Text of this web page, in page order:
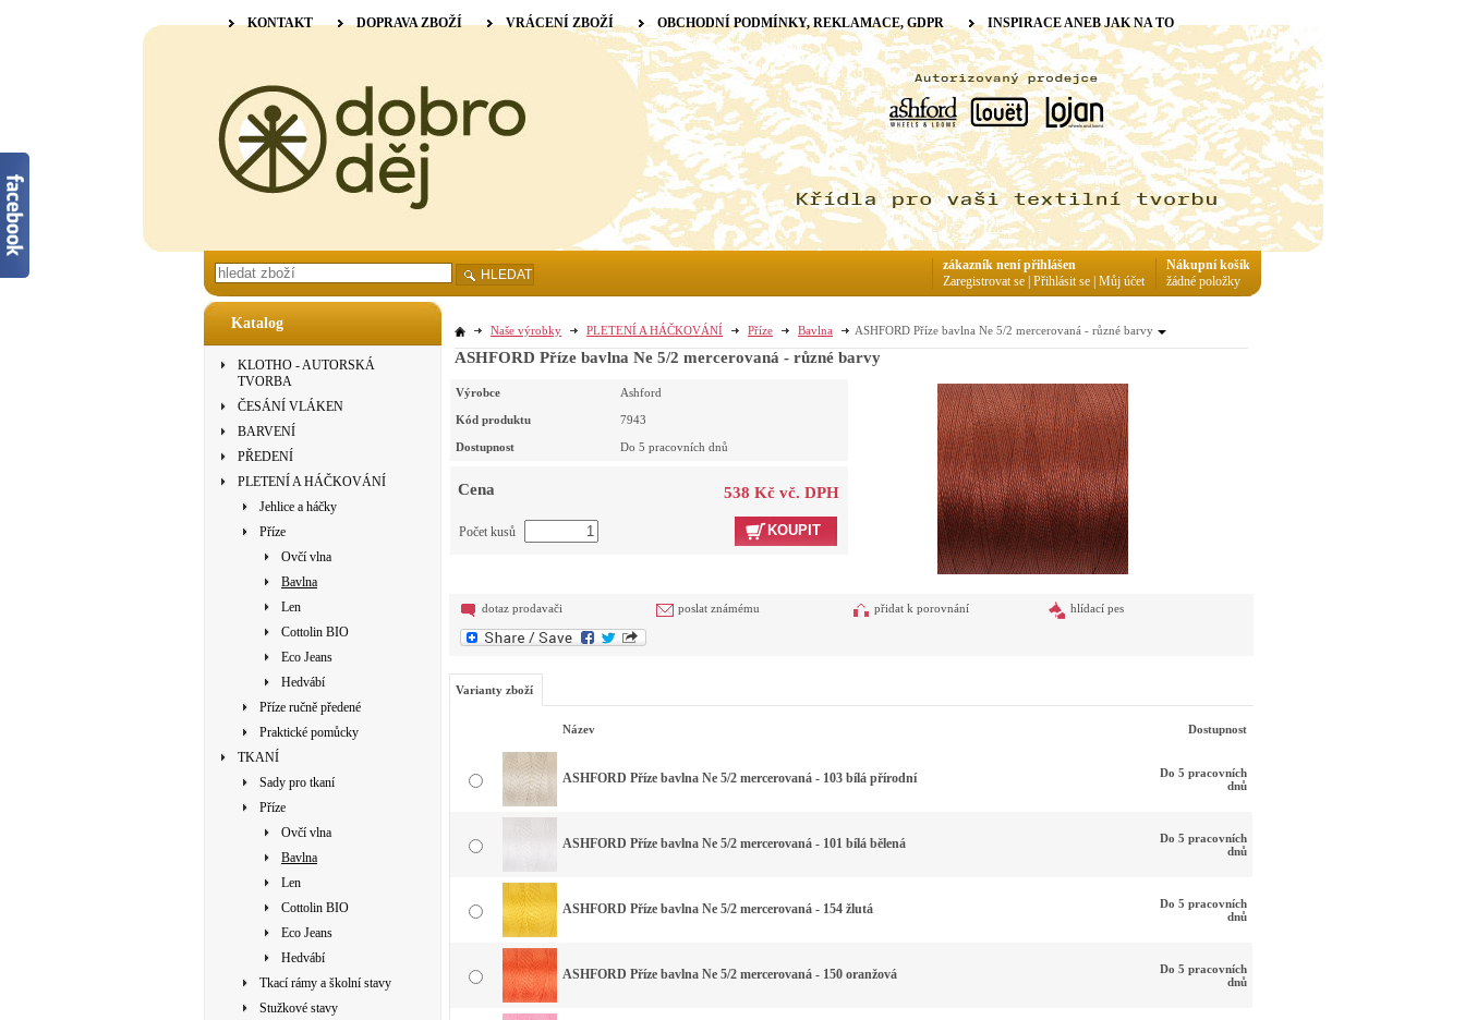
Katalog
KLOTHO - AUTORSKÁ
TVORBA
ČESÁNÍ VLÁKEN
BARVENÍ
PŘEDENÍ
PLETENÍ A HÁČKOVÁNÍ
Jehlice a háčky
Příze
Ovčí vlna
Bavlna
Len
Cottolin BIO
Eco Jeans
Hedvábí
Příze ručně předené
Praktické pomůcky
TKANÍ
Sady pro tkaní
Příze
Ovčí vlna
Bavlna
Len
Cottolin BIO
Eco Jeans
Hedvábí
Tkací rámy a školní stavy
Stužkové stavy
Naše výrobky PLETENÍ A HÁČKOVÁNÍ Příze Bavlna ASHFORD Příze bavlna Ne 5/2 mercerovaná - různé barvy
ASHFORD Příze bavlna Ne 5/2 mercerovaná - různé barvy
Výrobce Ashford
Kód produktu 7943
Dostupnost Do 5 pracovních dnů
Cena 538 Kč vč. DPH
KOUPIT
Počet kusů
dotaz prodavači poslat známému přidat k porovnání hlídací pes
Varianty zboží
Název Dostupnost
ASHFORD Příze bavlna Ne 5/2 mercerovaná - 103 bílá přírodní
Do 5 pracovních
dnů
ASHFORD Příze bavlna Ne 5/2 mercerovaná - 101 bílá bělená
Do 5 pracovních
dnů
ASHFORD Příze bavlna Ne 5/2 mercerovaná - 154 žlutá
Do 5 pracovních
dnů
ASHFORD Příze bavlna Ne 5/2 mercerovaná - 150 oranžová
Do 5 pracovních
dnů
KONTAKT DOPRAVA ZBOŽÍ VRÁCENÍ ZBOŽÍ OBCHODNÍ PODMÍNKY, REKLAMACE, GDPR INSPIRACE ANEB JAK NA TO
HLEDAT
Nákupní košík
žádné položky
zákazník není přihlášen
Zaregistrovat se Přihlásit se Můj účet